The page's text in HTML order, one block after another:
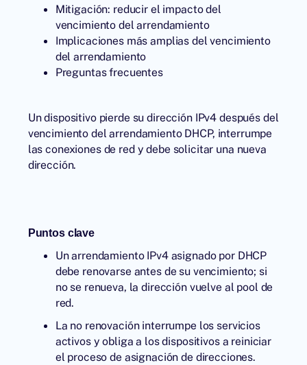
Mitigación: reducir el impacto del
vencimiento del arrendamiento
Implicaciones más amplias del vencimiento
del arrendamiento
Preguntas frecuentes
Un dispositivo pierde su dirección IPv4 después del
vencimiento del arrendamiento DHCP, interrumpe
las conexiones de red y debe solicitar una nueva
dirección.
Puntos clave
Un arrendamiento IPv4 asignado por DHCP
debe renovarse antes de su vencimiento; si
no se renueva, la dirección vuelve al pool de
red.
La no renovación interrumpe los servicios
activos y obliga a los dispositivos a reiniciar
el proceso de asignación de direcciones.